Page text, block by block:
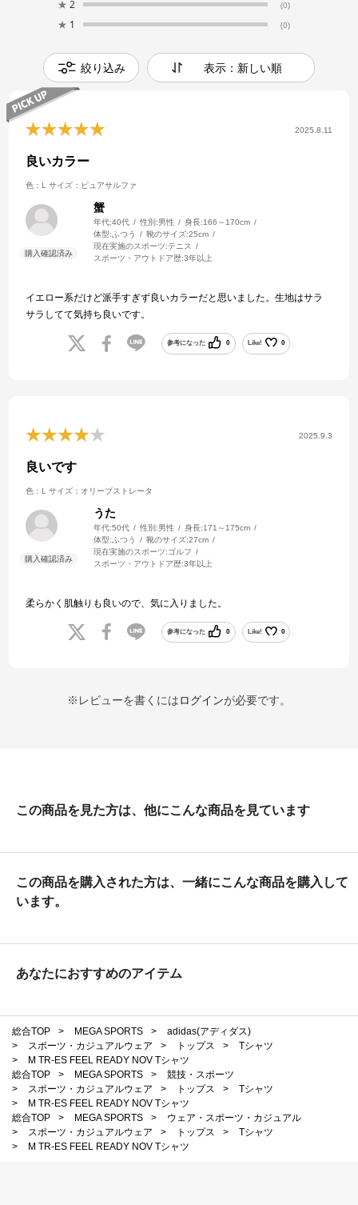
★ 2 (0)
★ 1 (0)
絞り込み 表示：新しい順
2025.8.11
良いカラー
色：L サイズ：ピュアサルファ
蟹
年代:40代 性別:男性 身長:166～170cm
体型: ふつう 靴のサイズ:25cm
現在実施のスポーツ:テニス
スポーツ・アウトドア歴:3年以上
イエロー系だけど派手すぎず良いカラーだと思いました。生地はサラ
サラしてて気持ち良いです。
参考になった 0 Like! 0
2025.9.3
良いです
色：L サイズ：オリーブストレータ
うた
年代:50代 性別:男性 身長:171～175cm
体型: ふつう 靴のサイズ:27cm
現在実施のスポーツ:ゴルフ
スポーツ・アウトドア歴:3年以上
柔らかく肌触りも良いので、気に入りました。
参考になった 0 Like! 0
※レビューを書くにはログインが必要です。
この商品を見た方は、他にこんな商品を見ています
この商品を購入された方は、一緒にこんな商品を購入して
います。
あなたにおすすめのアイテム
総合TOP > MEGA SPORTS >
adidas(アディダス)
>
スポーツ・カジュアルウェア > トップス >
Tシャツ
>
M TR-ES FEEL READY NOV Tシャツ
総合TOP
> MEGA SPORTS >
競技・スポーツ
>
スポーツ・カジュアルウェア > トップス >
Tシャツ
>
M TR-ES FEEL READY NOV Tシャツ
総合TOP
> MEGA SPORTS >
ウェア・スポーツ・カジュアル
>
スポーツ・カジュアルウェア > トップス >
Tシャツ
>
M TR-ES FEEL READY NOV Tシャツ